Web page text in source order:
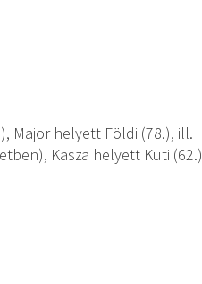
Major helyett Földi (78.), ill.
Kasza helyett Kuti (62.)